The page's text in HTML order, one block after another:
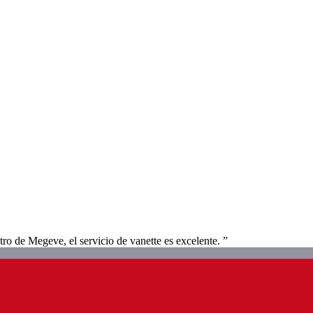
de Megeve, el servicio de vanette es excelente. ”